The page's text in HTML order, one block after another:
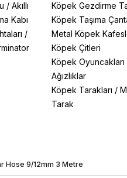
/ Akıllı
Kabı
/
Köpek Gezdirme
Köpek Taşıma
Metal Köpek
Köpek Çitleri
Köpek Oyuncakları
Ağızlıklar
Köpek Tarakları /
Tarak
Hose 9/12mm 3 Metre